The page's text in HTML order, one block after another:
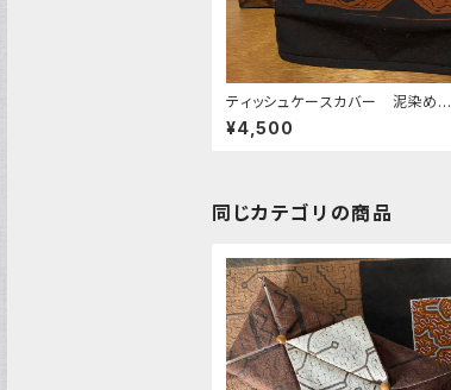
ティッシュケースカバー 泥染めギ
ザギザ かぶせてゴム留め
¥4,500
同じカテゴリの商品